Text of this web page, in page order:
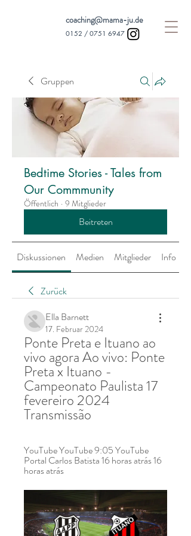
coaching@mama-ju.de
0152 / 0751 6947
Gruppen
Bedtime Stories - Tales from
Our Commmunity
Öffentlich · 9 Mitglieder
Beitreten
Diskussionen Medien Mitglieder Info
Zurück
Ella Barnett
17. Februar 2024
Ponte Preta e Ituano ao
vivo agora Ao vivo: Ponte
Preta x Ituano -
Campeonato Paulista 17
fevereiro 2024
Transmissão
YouTube YouTube 9:05 YouTube
Portal Carlos Batista 16 horas atrás 16
horas atrás